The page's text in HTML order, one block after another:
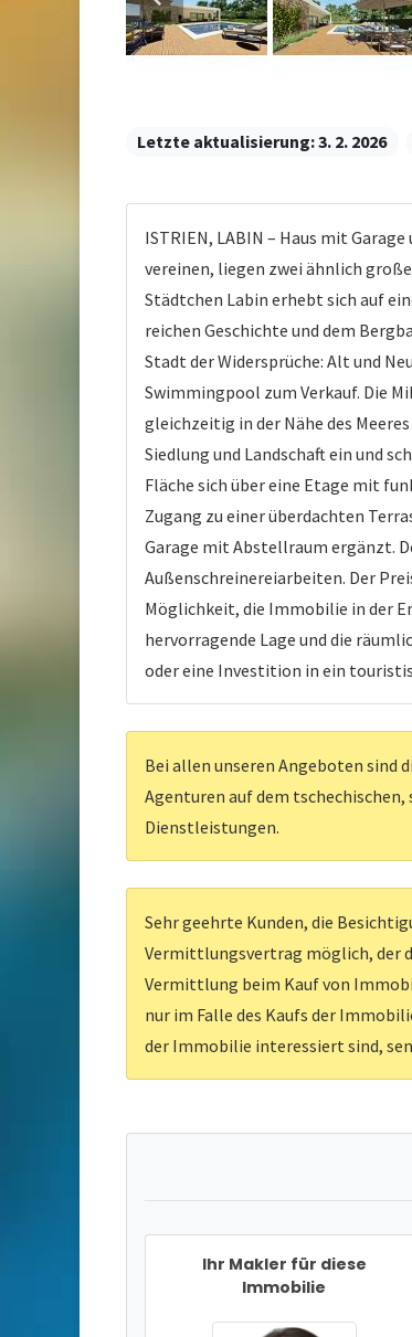
Letzte aktualisierung:3. 2. 2026
ISTRIEN, LABIN – Haus mit
vereinen, liegen zwei ähnlich
Städtchen Labin erhebt sich auf
reichen Geschichte und dem
Stadt der Widersprüche: Alt und
Swimmingpool zum Verkauf. Die
gleichzeitig in der Nähe des
Siedlung und Landschaft ein und
Fläche sich über eine Etage mit
Zugang zu einer überdachten
Garage mit Abstellraum ergänzt.
Außenschreinereiarbeiten. Der
Möglichkeit, die Immobilie in der
hervorragende Lage und die
oder eine Investition in ein
Bei allen unseren Angeboten sind
Agenturen auf dem
Dienstleistungen.
Sehr geehrte Kunden, die
Vermittlungsvertrag möglich, der
Vermittlung beim Kauf von
nur im Falle des Kaufs der
der Immobilie interessiert sind,
Ihr Makler für diese
Immobilie